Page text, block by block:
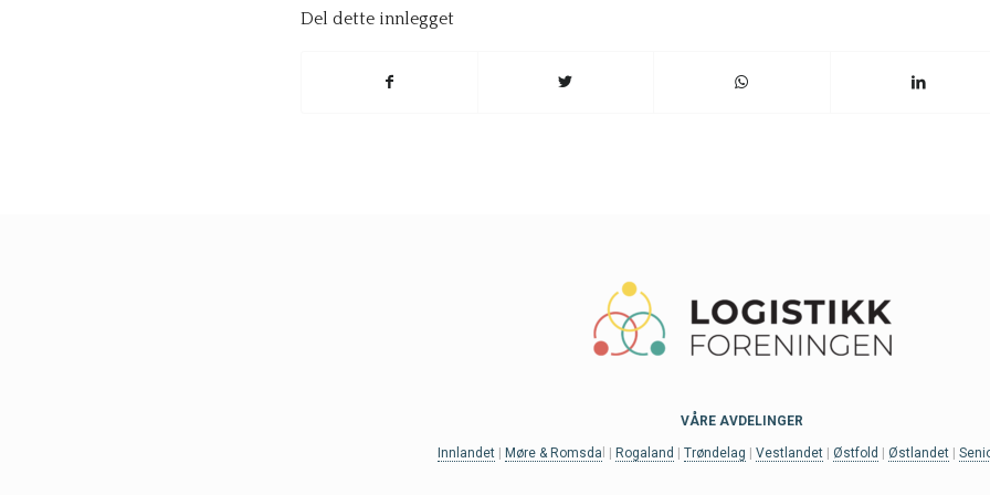
Del dette innlegget
VÅRE AVDELINGER
Innlandet Møre & Romsda Rogaland |Trøndelag |Vestlandet |Østfold |Østlandet |